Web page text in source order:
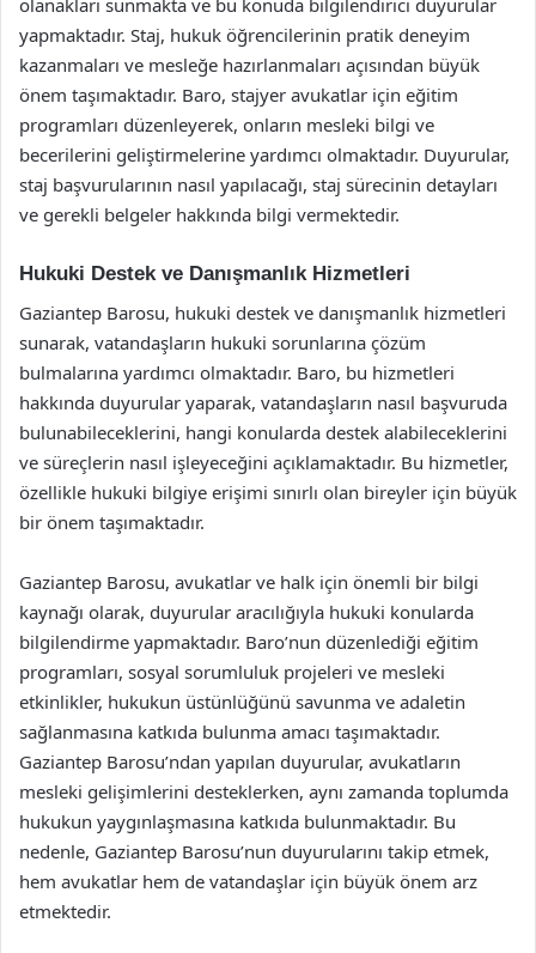
olanakları sunmakta ve bu konuda bilgilendirici duyurular
yapmaktadır. Staj, hukuk öğrencilerinin pratik deneyim
kazanmaları ve mesleğe hazırlanmaları açısından büyük
önem taşımaktadır. Baro, stajyer avukatlar için eğitim
programları düzenleyerek, onların mesleki bilgi ve
becerilerini geliştirmelerine yardımcı olmaktadır. Duyurular,
staj başvurularının nasıl yapılacağı, staj sürecinin detayları
ve gerekli belgeler hakkında bilgi vermektedir.
Hukuki Destek ve Danışmanlık Hizmetleri
Gaziantep Barosu, hukuki destek ve danışmanlık hizmetleri
sunarak, vatandaşların hukuki sorunlarına çözüm
bulmalarına yardımcı olmaktadır. Baro, bu hizmetleri
hakkında duyurular yaparak, vatandaşların nasıl başvuruda
bulunabileceklerini, hangi konularda destek alabileceklerini
ve süreçlerin nasıl işleyeceğini açıklamaktadır. Bu hizmetler,
özellikle hukuki bilgiye erişimi sınırlı olan bireyler için büyük
bir önem taşımaktadır.
Gaziantep Barosu, avukatlar ve halk için önemli bir bilgi
kaynağı olarak, duyurular aracılığıyla hukuki konularda
bilgilendirme yapmaktadır. Baro’nun düzenlediği eğitim
programları, sosyal sorumluluk projeleri ve mesleki
etkinlikler, hukukun üstünlüğünü savunma ve adaletin
sağlanmasına katkıda bulunma amacı taşımaktadır.
Gaziantep Barosu’ndan yapılan duyurular, avukatların
mesleki gelişimlerini desteklerken, aynı zamanda toplumda
hukukun yaygınlaşmasına katkıda bulunmaktadır. Bu
nedenle, Gaziantep Barosu’nun duyurularını takip etmek,
hem avukatlar hem de vatandaşlar için büyük önem arz
etmektedir.